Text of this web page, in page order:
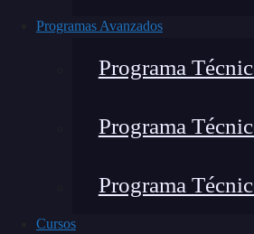
Programas Avanzados
Programa
Programa
Programa
Cursos